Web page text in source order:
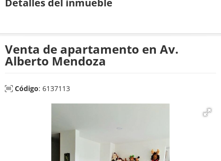
Detalles del inmueble
Venta de apartamento en Av.
Alberto Mendoza
Código: 6137113